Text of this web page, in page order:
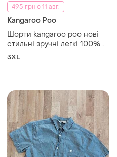
495 грн с 11 авг.
Kangaroo Poo
Шорти kangaroo poo нові
стильні зручні легкі 100%
3XL